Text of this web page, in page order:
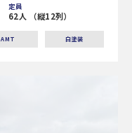
定員
62人 （縦12列）
AMT 白塗装